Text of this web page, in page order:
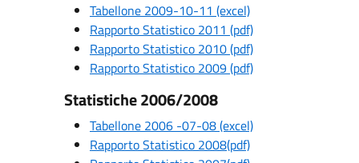
Tabellone 2009-10-11 (excel)
Rapporto Statistico 2011 (pdf)
Rapporto Statistico 2010 (pdf)
Rapporto Statistico 2009 (pdf)
Statistiche 2006/2008
Tabellone 2006 -07-08 (excel)
Rapporto Statistico 2008(pdf)